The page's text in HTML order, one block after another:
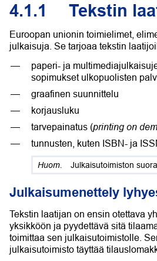
4.1.1 Tekstin
Euroopan unionin toimielimet,
julkaisuja. Se tarjoaa tekstin
paperi- ja
sopimukset ulkopuolisten
graafinen suunnittelu
korjausluku
tarvepainatus (printing on
tunnusten, kuten ISBN- ja
Julkaisutoimiston
Julkaisumenettely
Tekstin laatijan on ensin otettava
yksikköön ja pyydettävä sitä
toimittaa sen julkaisutoimistolle.
julkaisutoimisto täyttää